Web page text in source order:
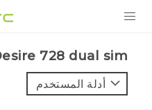
VIVE
728 dual sim‎
أدلة المستخدم